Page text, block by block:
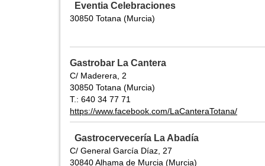
Eventia Celebraciones
30850 Totana (Murcia)
Gastrobar La Cantera
C/ Maderera, 2
30850 Totana (Murcia)
T.: 640 34 77 71
https://www.facebook.com/LaCanteraTotana/
Gastrocervecería La Abadía
C/ General García Díaz, 27
30840 Alhama de Murcia (Murcia)